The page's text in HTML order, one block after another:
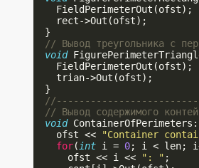
    FieldPerimeterOut(ofst);
    rect->Out(ofst);
  }
// Вывод треугольника с
void
    FieldPerimeterOut(ofst);
    trian->Out(ofst);
  }
// Вывод содержимого
void
    ofst <<
"Container
for(int i = 0; i < len;
      ofst << i <<
": " ;